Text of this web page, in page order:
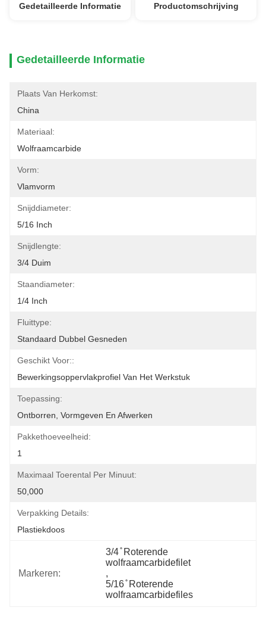
Gedetailleerde Informatie Productomschrijving
Gedetailleerde Informatie
Plaats Van Herkomst:
China
Materiaal:
Wolfraamcarbide
Vorm:
Vlamvorm
Snijddiameter:
5/16 Inch
Snijdlengte:
3/4 Duim
Staandiameter:
1/4 Inch
Fluittype:
Standaard Dubbel Gesneden
Geschikt Voor::
Bewerkingsoppervlakprofiel Van Het Werkstuk
Toepassing:
Ontborren, Vormgeven En Afwerken
Pakkethoeveelheid:
1
Maximaal Toerental Per Minuut:
50,000
Verpakking Details:
Plastiekdoos
Markeren:
3/4 ̊ Roterende
wolfraamcarbidefilet
,
5/16 ̊ Roterende
wolfraamcarbidefiles